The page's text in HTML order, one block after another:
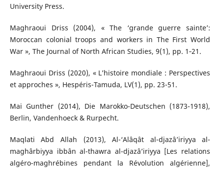
University Press.
Maghraoui Driss (2004), « The ‘grande guerre sainte’:
Moroccan colonial troops and workers in The First World
War », The Journal of North African Studies, 9(1), pp. 1‑21.
Maghraoui Driss (2020), « L’histoire mondiale : Perspectives
et approches », Hespéris-Tamuda, LV(1), pp. 23-51.
Mai Gunther (2014), Die Marokko-Deutschen (1873-1918),
Berlin, Vandenhoeck & Rurpecht.
Maqlati Abd Allah (2013), Al-‘Alâqât al-djazâ’iriyya al-
maghârbiyya ibbân al-thawra al-djazâ’iriyya [Les relations
algéro-maghrébines pendant la Révolution algérienne],